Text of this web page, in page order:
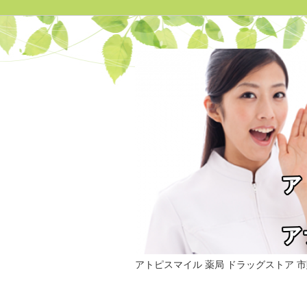
アトピスマイル 薬局 ドラッグストア